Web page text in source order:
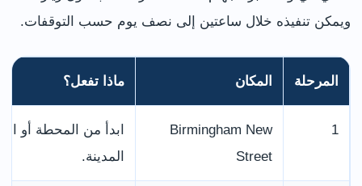
ويمكن تنفيذه خلال ساعتين إلى نصف يوم حسب التوقفات.
المرحلة المكان ماذا تفعل؟
1
Birmingham New
Street
ابدأ من المحطة أو
المدينة.